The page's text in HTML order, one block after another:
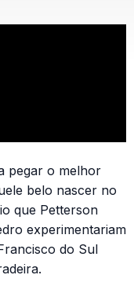
pegar o melhor
belo nascer no
que Petterson
experimentariam
do Sul